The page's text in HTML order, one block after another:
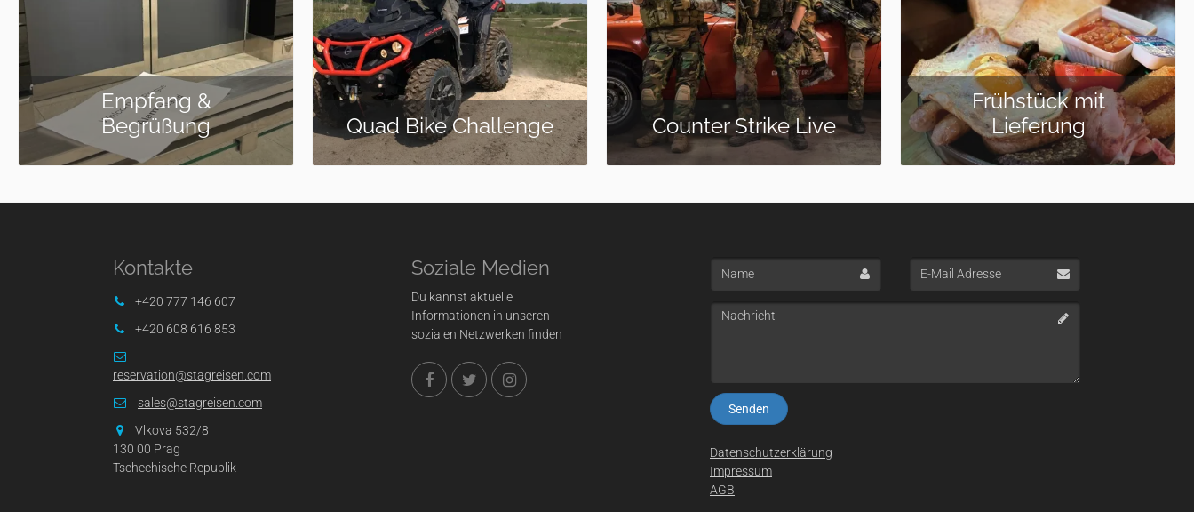
Quad Bike Challenge Counter Strike Live
Frühstück mit
Lieferung
AK 47 / 5 Waffen /
40 Schuss
Kontakte
+420 777 146 607
+420 608 616 853
reservation@stagreisen.com
sales@stagreisen.com
Vlkova 532/8
130 00 Prag
Tschechische Republik
Soziale Medien
Du kannst aktuelle
Informationen in unseren
sozialen Netzwerken finden
Name
E-
Mail
Adresse
Nachricht
Datenschutzerklärung
Impressum
AGB